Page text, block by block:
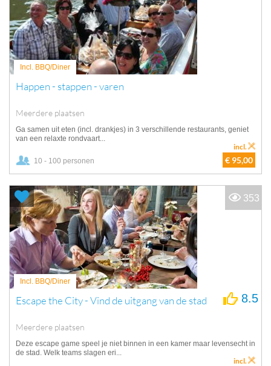
Incl. BBQ/Diner
Happen - stappen - varen
Meerdere plaatsen
Ga samen uit eten (incl. drankjes) in 3 verschillende restaurants, geniet
van een relaxte rondvaart...
10 - 100 personen € 95,00
incl.
Incl. BBQ/Diner
Escape the City - Vind de uitgang van de stad
Meerdere plaatsen
8.5
Deze escape game speel je niet binnen in een kamer maar levensecht in
de stad. Welk teams slagen eri...
incl.
353